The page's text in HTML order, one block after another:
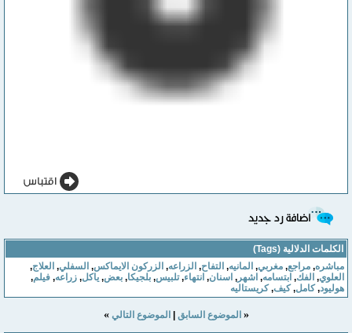
الكلمات الدلالية (Tags)
مباشره,مراجع,مغربي ,المانيه,التفاح,الزراعه,الزركون الايماكس ,السفلي ,العلاج,
العلوي,الفك,ابتسامه,اشهر,اسنان,انتهاء,تلبيس ,بلجيكا,بعض ,ياكل,زراعه,فيلم,
هوليود,كامل,كيف,كريستاليه
« الموضوع السابق| الموضوع التالي »